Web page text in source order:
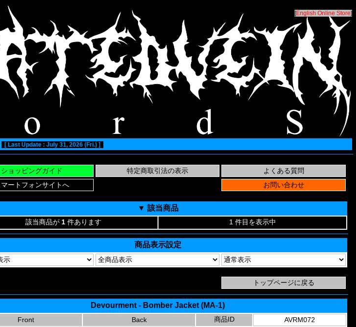
[English Online Store]
[ Last Update : July 31, 2026 (Fri.) ]
▼ 該当商品
該当商品が 1 件あります 1 件目を表示中
商品表示設定
Devourment - Bomber Jacket (MA-1)
Front Back 商品ID
AVRM072